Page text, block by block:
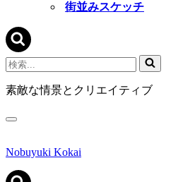
街並みスケッチ
検
索...
素敵な情景とクリエイティブ
ナ
ゲ
シ
Nobuyuki Kokai